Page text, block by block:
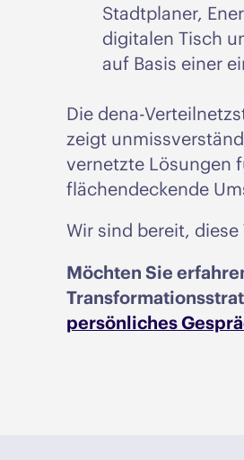
Stadtplaner,
digitalen Tisch
auf Basis einer
Die dena-
zeigt
vernetzte Lösungen
flächendeckende
Wir sind bereit,
Möchten Sie
persönliches